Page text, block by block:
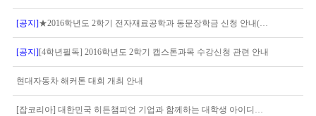
[공지]★2016학년도 2학기 전자재료공학과 동문장학금 신청 안내(08.31(수) 16:30까지)★
[공지][4학년필독] 2016학년도 2학기 캡스톤과목 수강신청 관련 안내
현대자동차 해커톤 대회 개최 안내